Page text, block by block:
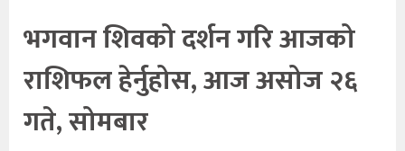
भगवान शिवको दर्शन गरि आजको
राशिफल हेर्नुहोस, आज असोज २६
गते, सोमबार